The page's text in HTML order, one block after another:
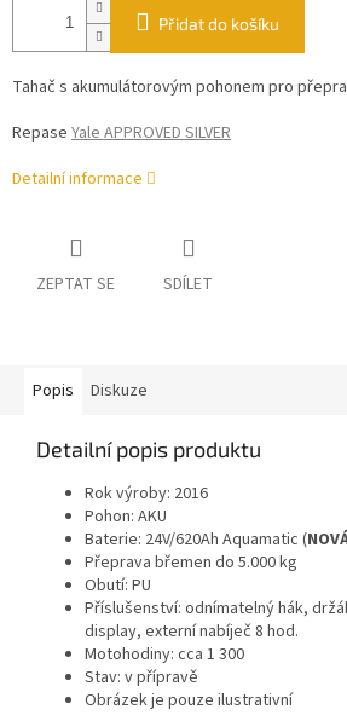
Přidat do košíku
Tahač s akumulátorovým pohonem pro
Repase Yale APPROVED SILVER
Detailní informace
ZEPTAT SE SDÍLET
Popis Diskuze
Detailní popis produktu
Rok výroby: 2016
Pohon: AKU
Baterie: 24V/620Ah Aquamatic (
Přeprava břemen do 5.000 kg
Obutí: PU
Příslušenství: odnímatelný hák,
display, externí nabíječ 8 hod.
Motohodiny: cca 1 300
Stav: v přípravě
Obrázek je pouze ilustrativní